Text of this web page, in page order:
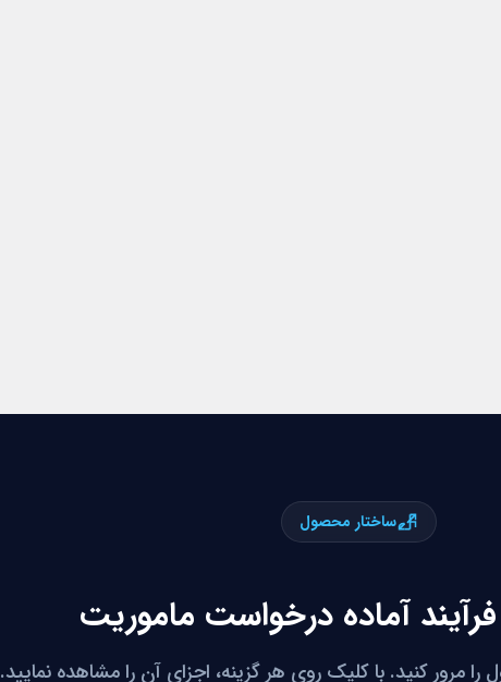
ساختار محصول
آماده درخواست ماموریت
مرور کنید. با کلیک روی هر گزینه، اجزای آن را مشاهده نمایید.